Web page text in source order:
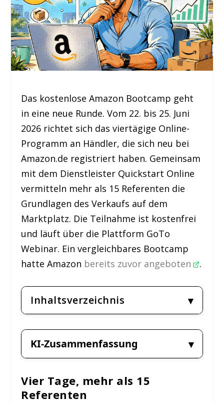
Das kostenlose Amazon Bootcamp geht
in eine neue Runde. Vom 22. bis 25. Juni
2026 richtet sich das viertägige Online-
Programm an Händler, die sich neu bei
Amazon.de registriert haben. Gemeinsam
mit dem Dienstleister Quickstart Online
vermitteln mehr als 15 Referenten die
Grundlagen des Verkaufs auf dem
Marktplatz. Die Teilnahme ist kostenfrei
und läuft über die Plattform GoTo
Webinar. Ein vergleichbares Bootcamp
hatte Amazon bereits zuvor angeboten .
Inhaltsverzeichnis
KI-Zusammenfassung
Vier Tage, mehr als 15
Referenten